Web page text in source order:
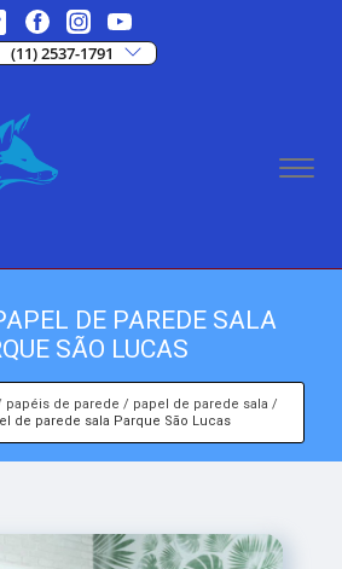
(11) 2537-1791
DE PAREDE SALA
SÃO LUCAS
papéis de parede
papel de parede sala
de parede sala Parque São Lucas